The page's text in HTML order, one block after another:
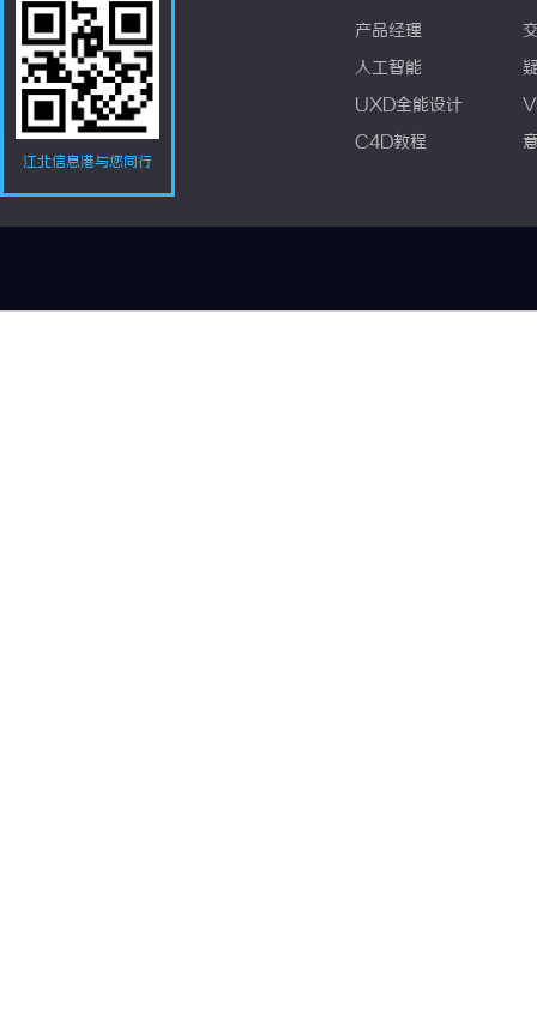
江北信息港与您同行
产品经理
人工智能
UXD全能设计
C4D教程